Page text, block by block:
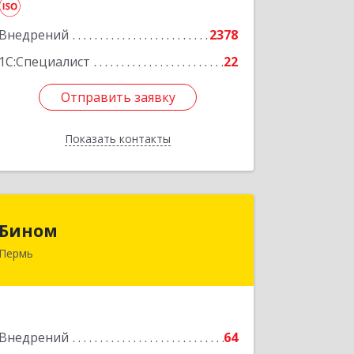
Внедрений
2378
1С:Специалист
22
Отправить заявку
Показать контакты
Отправить заявку
Назад
Бином
Пермь
Внедрений
64